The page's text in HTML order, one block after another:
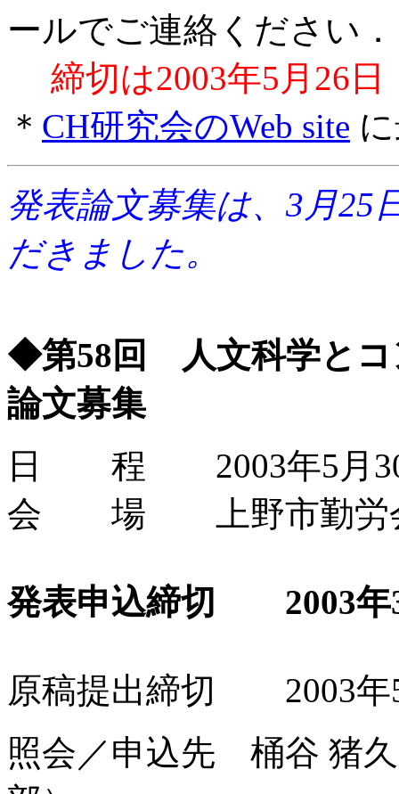
ールでご連絡ください．
締切は2003年5月26日
＊ CH研究会のWeb site
発表論文募集は、3月25
だきました。
◆第58回 人文科学とコ
論文募集
日 程 2003年5月30
会 場 上野市勤労会
発表申込締切 2003年
原稿提出締切 2003年
照会／申込先 桶谷 猪